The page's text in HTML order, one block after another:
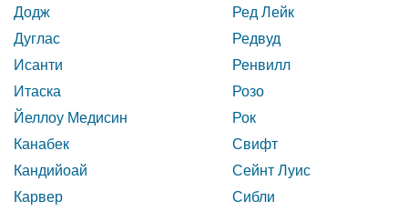
Додж
Дуглас
Исанти
Итаска
Йеллоу Медисин
Канабек
Кандийоай
Карвер
Ред Лейк
Редвуд
Ренвилл
Розо
Рок
Свифт
Сейнт Луис
Сибли